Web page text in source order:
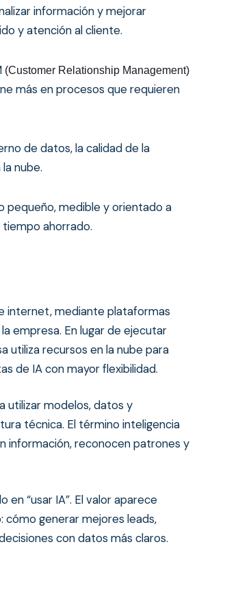
información y mejorar
y atención al cliente.
más en procesos que requieren
de datos, la calidad de la
nube.
pequeño, medible y orientado a
ahorrado.
internet, mediante plataformas
empresa. En lugar de ejecutar
utiliza recursos en la nube para
de IA con mayor flexibilidad.
utilizar modelos, datos y
técnica. El término inteligencia
información, reconocen patrones y
en “usar IA”. El valor aparece
cómo generar mejores leads,
con datos más claros.